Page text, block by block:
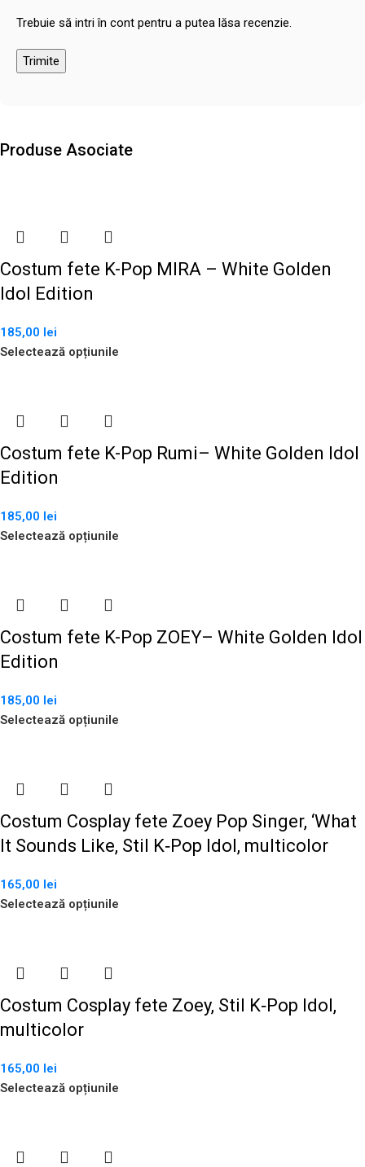
Trebuie să intri în cont pentru a putea lăsa recenzie.
Produse Asociate
Costum fete K-Pop MIRA – White Golden
Idol Edition
185,00 lei
Selectează opțiunile
Costum fete K-Pop Rumi– White Golden Idol
Edition
185,00 lei
Selectează opțiunile
Costum fete K-Pop ZOEY– White Golden Idol
Edition
185,00 lei
Selectează opțiunile
Costum Cosplay fete Zoey Pop Singer, ‘What
It Sounds Like, Stil K‑Pop Idol, multicolor
165,00 lei
Selectează opțiunile
Costum Cosplay fete Zoey, Stil K‑Pop Idol,
multicolor
165,00 lei
Selectează opțiunile